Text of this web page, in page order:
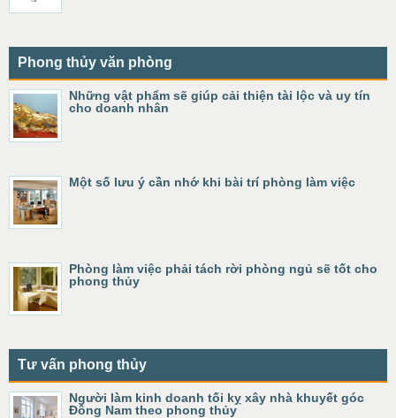
Phong thủy văn phòng
Những vật phẩm sẽ giúp cải thiện tài lộc và uy tín
cho doanh nhân
Một số lưu ý cần nhớ khi bài trí phòng làm việc
Phòng làm việc phải tách rời phòng ngủ sẽ tốt cho
phong thủy
Tư vấn phong thủy
Người làm kinh doanh tối kỵ xây nhà khuyết góc
Đông Nam theo phong thủy